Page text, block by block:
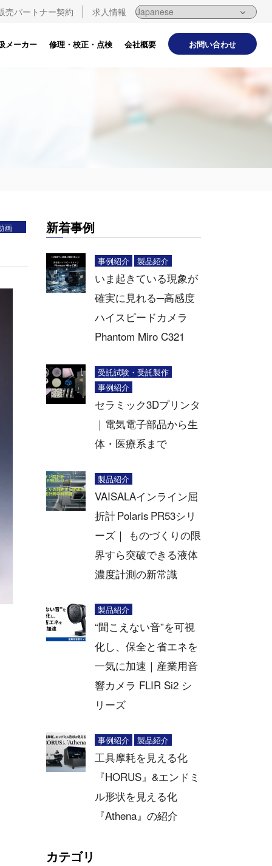
売パートナー契約 求人情報
メーカー 修理・校正・点検 会社概要 お問い合わせ
画 新着事例
事例紹介 製品紹介
いま起きている現象が
確実に見れる─高感度
ハイスピードカメラ
Phantom Miro C321
受託試験・受託製作
事例紹介
セラミック3Dプリンタ
｜電気電子部品から生
体・医療系まで
製品紹介
VAISALAインライン屈
折計 Polaris PR53シリ
ーズ｜ ものづくりの限
界すら突破できる液体
濃度計測の新常識
製品紹介
“聞こえない音”を可視
化し、保全と省エネを
一気に加速｜産業用音
響カメラ FLIR Si2 シ
リーズ
事例紹介 製品紹介
工具摩耗を見える化
『HORUS』&エンドミ
ル形状を見える化
『Athena』の紹介
カテゴリ